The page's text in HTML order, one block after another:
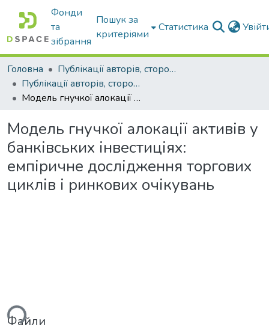
Фонди
та
зібрання
Пошук за
критеріями
Статистика
Головна
Публікації авторів, сторонніх університету
Публікації авторів, сторонніх університету
Модель гнучкої алокації активів у банківських інвестиціях: емпіричне дослідження торгових циклів і ринкових очікувань
Модель гнучкої алокації активів у
банківських інвестиціях:
емпіричне дослідження торгових
циклів і ринкових очікувань
Файли